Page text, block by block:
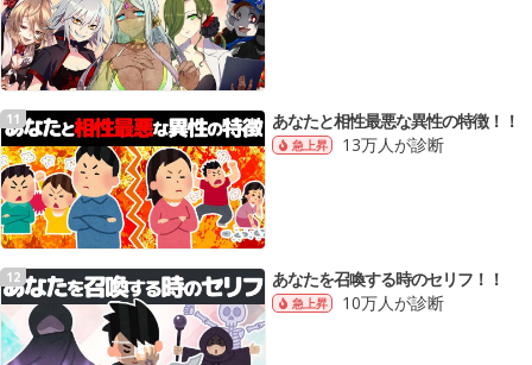
11 あなたと相性最悪な異性の特徴！！
急上昇 13万人が診断
12 あなたを召喚する時のセリフ！！
急上昇 10万人が診断